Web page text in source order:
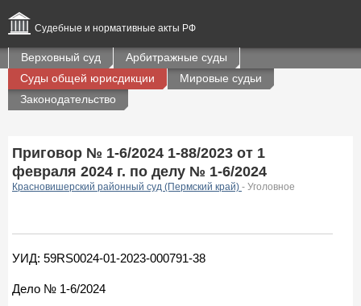
Судебные и нормативные акты РФ
Верховный суд
Арбитражные суды
Суды общей юрисдикции
Мировые судьи
Законодательство
Приговор № 1-6/2024 1-88/2023 от 1
февраля 2024 г. по делу № 1-6/2024
Красновишерский районный суд (Пермский край) - Уголовное
УИД: 59RS0024-01-2023-000791-38
Дело № 1-6/2024